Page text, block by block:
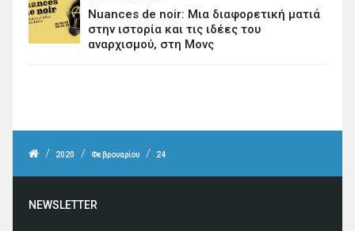
Nuances de noir: Μια διαφορετική ματιά
στην ιστορία και τις ιδέες του
αναρχισμού, στη Μονς
/ 2020 / Φεβρουαρίου / 24
NEWSLETTER